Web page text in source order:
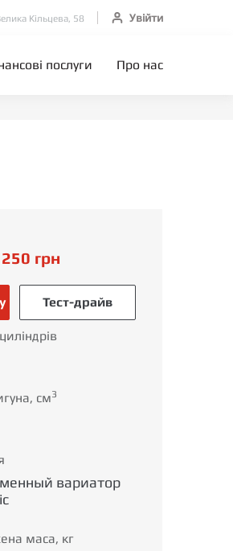
Кільцева, 58 Увійти
послуги Про нас
грн
Тест-драйв
см3
вариатор
маса, кг